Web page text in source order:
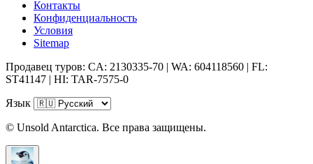
Контакты
Конфиденциальность
Условия
Sitemap
Продавец туров: CA: 2130335-70 | WA: 604118560 | FL:
ST41147 | HI: TAR-7575-0
Язык
© Unsold Antarctica. Все права защищены.